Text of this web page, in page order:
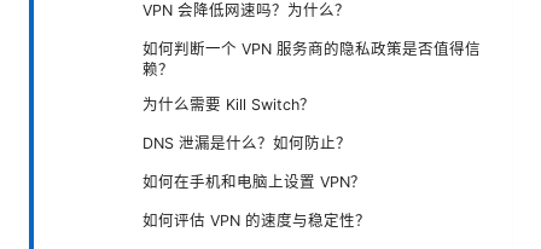
VPN 会降低网速吗？为什么？
如何判断一个 VPN 服务商的隐私政策是否值得信
赖？
为什么需要 Kill Switch？
DNS 泄漏是什么？如何防止？
如何在手机和电脑上设置 VPN？
如何评估 VPN 的速度与稳定性？